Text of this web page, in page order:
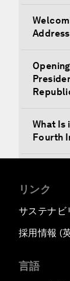
Address
What Is
Fourth
Damon
Outlook
リンク
サステナビ
採用情報 (
言語